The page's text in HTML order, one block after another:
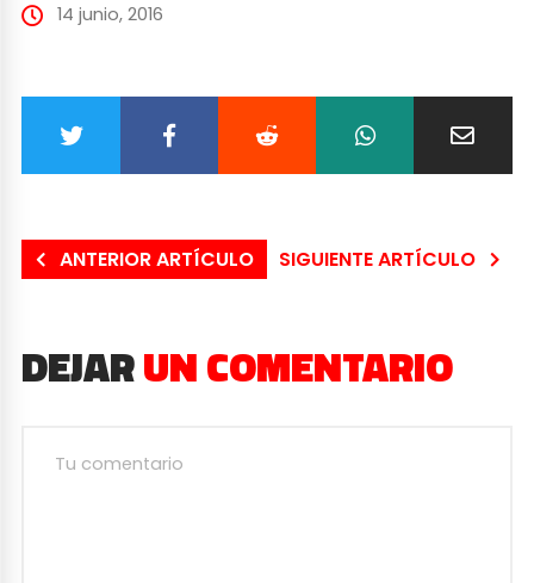
14 junio, 2016
ANTERIOR ARTÍCULO SIGUIENTE ARTÍCULO
DEJARUN COMENTARIO